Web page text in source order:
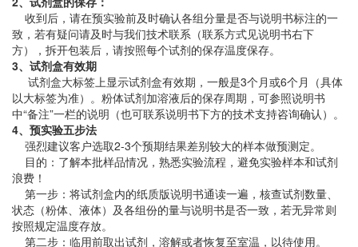
收到后，请在预实验前及时确认各组分量是否与说明书标注的一
致，若有疑问请及时与我们技术联系（联系方式见说明书右下
方），拆开包装后，请按照每个试剂的保存温度保存。
3、试剂盒有效期
试剂盒大标签上显示试剂盒有效期，一般是3个月或6个月（具体
以大标签为准）。粉体试剂加溶液后的保存周期，可参照说明书
中“备注”一栏的说明（也可联系说明书下方的技术支持咨询确认）。
4、预实验五步法
强烈建议客户选取2-3个预期结果差别较大的样本做预测定。
目的：了解本批样品情况，熟悉实验流程，避免实验样本和试剂
浪费！
第一步：将试剂盒内的纸质版说明书通读一遍，核查试剂数量、
状态（粉体、液体）及各组份的量与说明书是否一致，若无异常则
按照规定温度存放。
第二步：临用前取出试剂，溶解或者恢复至室温，以待使用。